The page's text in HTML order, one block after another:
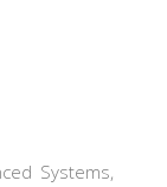
Systems,